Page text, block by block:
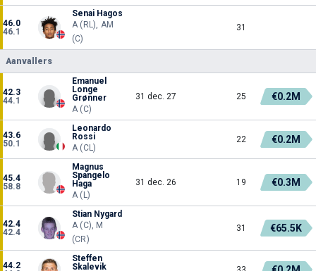
46.0
46.1
Senai Hagos
A (RL), AM
(C)
31
Aanvallers
42.3
44.1
Emanuel
Longe
Grønner
A (C)
31 dec. 27 25 €0.2M
43.6
50.1
Leonardo
Rossi
A (CL)
22 €0.2M
45.4
58.8
Magnus
Spangelo
Haga
A (L)
31 dec. 26 19 €0.3M
42.4
42.4
Stian Nygard
A (C), M
(CR)
31 €65.5K
44.2
Steffen
Skalevik